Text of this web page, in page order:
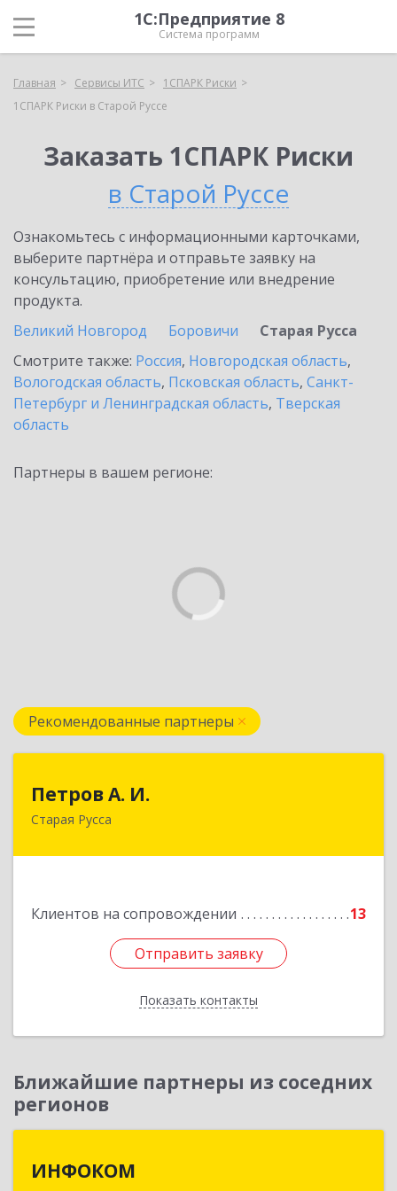
1С:Предприятие 8
Система программ
Главная Сервисы ИТС
1СПАРК Риски
1СПАРК Риски в Старой Руссе
Заказать 1СПАРК Риски
в Старой Руссе
Ознакомьтесь с информационными карточками,
выберите партнёра и отправьте заявку на
консультацию, приобретение или внедрение
продукта.
Великий Новгород
Боровичи
Старая Русса
Смотрите также: Россия, Новгородская область,
Вологодская область, Псковская область, Санкт-
Петербург и Ленинградская область, Тверская
область
Партнеры в вашем регионе:
Рекомендованные партнеры
Петров А. И.
Старая Русса
Клиентов на сопровождении 13
Отправить заявку
Показать контакты
Отправить заявку
Назад
Ближайшие партнеры из соседних
регионов
ИНФОКОМ